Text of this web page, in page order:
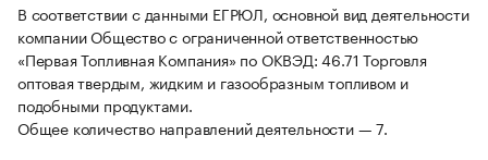
В соответствии с данными ЕГРЮЛ, основной вид деятельности
компании Общество с ограниченной ответственностью
«Первая Топливная Компания» по ОКВЭД: 46.71 Торговля
оптовая твердым, жидким и газообразным топливом и
подобными продуктами.
Общее количество направлений деятельности — 7.